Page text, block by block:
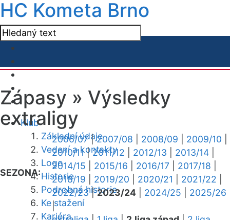
HC Kometa Brno
Klub
Základní údaje
Vedení a kontakty
Logo
Historie
Podrobná historie
Ke stažení
Kariéra
Zápasy » Výsledky
extraligy
SEZONA:
2006/07|2007/08 2008/09 2009/10
2010/11|2011/12 2012/13 2013/14
2014/15
2015/16 2016/17 2017/18
2018/19
2019/20 2020/21 2021/22
2022/23|2023/24 2024/25
2025/26
|